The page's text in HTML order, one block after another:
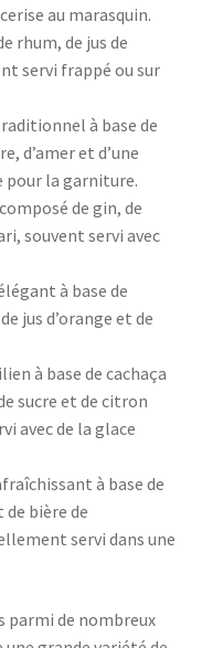
au marasquin.
rhum, de jus de
servi frappé ou sur
à base de
d’amer et d’une
pour la garniture.
de gin, de
souvent servi avec
à base de
jus d’orange et de
à base de cachaça
sucre et de citron
avec de la glace
à base de
bière de
servi dans une
parmi de nombreux